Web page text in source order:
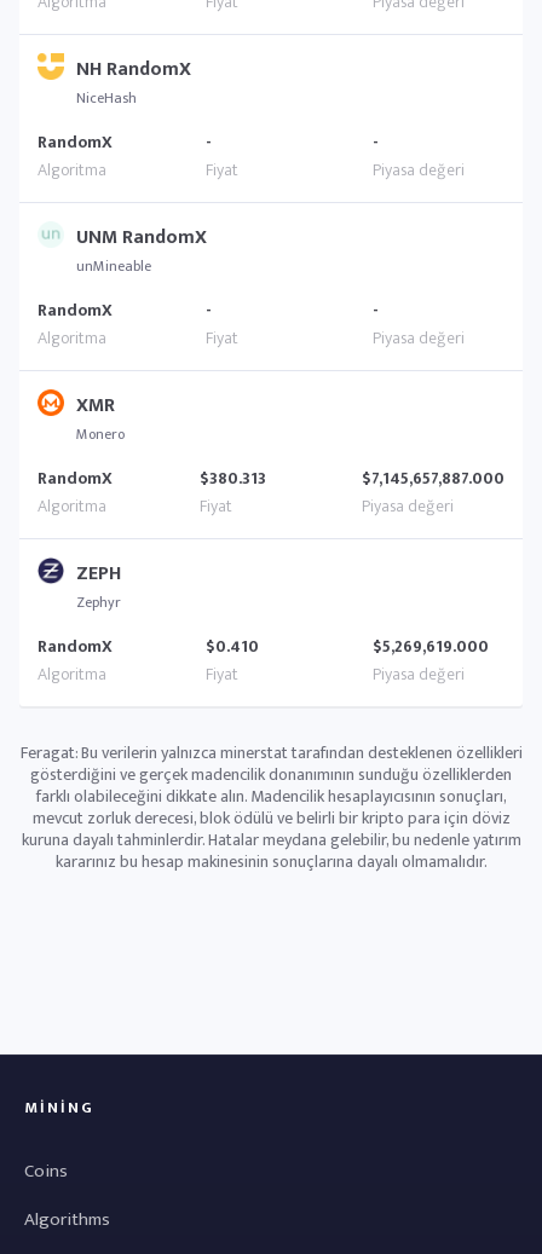
NH RandomX
NiceHash
RandomX - -
UNM RandomX
unMineable
RandomX - -
XMR
Monero
RandomX $380.313 $7,145,657,887.000
ZEPH
Zephyr
RandomX $0.410 $5,269,619.000
Feragat: Bu verilerin yalnızca minerstat tarafından desteklenen özellikleri
gösterdiğini ve gerçek madencilik donanımının sunduğu özelliklerden
farklı olabileceğini dikkate alın. Madencilik hesaplayıcısının sonuçları,
mevcut zorluk derecesi, blok ödülü ve belirli bir kripto para için döviz
kuruna dayalı tahminlerdir. Hatalar meydana gelebilir, bu nedenle yatırım
kararınız bu hesap makinesinin sonuçlarına dayalı olmamalıdır.
MINING
Coins
Algorithms